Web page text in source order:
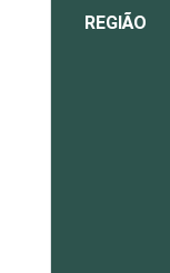
REGIÃO